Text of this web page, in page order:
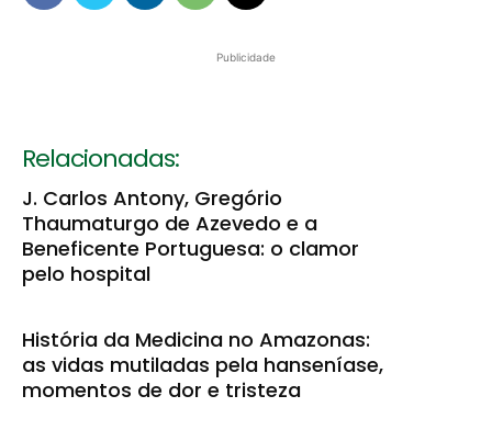
Publicidade
Relacionadas:
J. Carlos Antony, Gregório
Thaumaturgo de Azevedo e a
Beneficente Portuguesa: o clamor
pelo hospital
História da Medicina no Amazonas:
as vidas mutiladas pela hanseníase,
momentos de dor e tristeza